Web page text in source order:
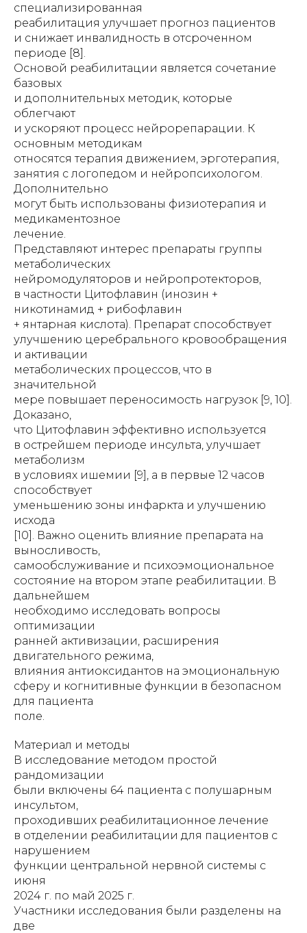
специализированная
реабилитация улучшает прогноз пациентов
и снижает инвалидность в отсроченном
периоде [8].
Основой реабилитации является сочетание
базовых
и дополнительных методик, которые
облегчают
и ускоряют процесс нейрорепарации. К
основным методикам
относятся терапия движением, эрготерапия,
занятия с логопедом и нейропсихологом.
Дополнительно
могут быть использованы физиотерапия и
медикаментозное
лечение.
Представляют интерес препараты группы
метаболических
нейромодуляторов и нейропротекторов,
в частности Цитофлавин (инозин +
никотинамид + рибофлавин
+ янтарная кислота). Препарат способствует
улучшению церебрального кровообращения
и активации
метаболических процессов, что в
значительной
мере повышает переносимость нагрузок [9, 10].
Доказано,
что Цитофлавин эффективно используется
в острейшем периоде инсульта, улучшает
метаболизм
в условиях ишемии [9], а в первые 12 часов
способствует
уменьшению зоны инфаркта и улучшению
исхода
[10]. Важно оценить влияние препарата на
выносливость,
самообслуживание и психоэмоциональное
состояние на втором этапе реабилитации. В
дальнейшем
необходимо исследовать вопросы
оптимизации
ранней активизации, расширения
двигательного режима,
влияния антиоксидантов на эмоциональную
сферу и когнитивные функции в безопасном
для пациента
поле.
Материал и методы
В исследование методом простой
рандомизации
были включены 64 пациента с полушарным
инсультом,
проходивших реабилитационное лечение
в отделении реабилитации для пациентов с
нарушением
функции центральной нервной системы с
июня
2024 г. по май 2025 г.
Участники исследования были разделены на
две